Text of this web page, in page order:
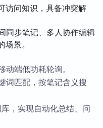
访问知识，具备冲突解
同步笔记、多人协作编辑
景。
端低功耗轮询。
词匹配，按笔记含义搜
，实现自动化总结、问